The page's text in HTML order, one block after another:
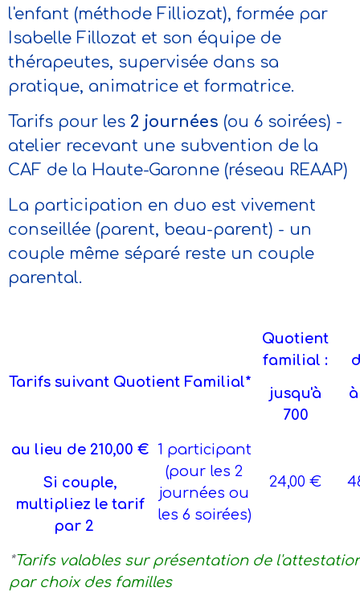
l'enfant (méthode Filliozat), formée par
Isabelle Fillozat et son équipe de
thérapeutes, supervisée dans sa
pratique, animatrice et formatrice.
Tarifs pour les 2 journées (ou 6 soirées) -
atelier recevant une subvention de la
CAF de la Haute-Garonne (réseau REAAP)
La participation en duo est vivement
conseillée (parent, beau-parent) - un
couple même séparé reste un couple
parental.
Tarifs suivant Quotient Familial*
Quotient
familial :
jusqu'à
700
au lieu de 210,00 €
Si couple,
multipliez le tarif
par 2
1 participant
(pour les 2
journées ou
les 6 soirées)
24,00 €
*Tarifs valables sur présentation de
par choix des familles